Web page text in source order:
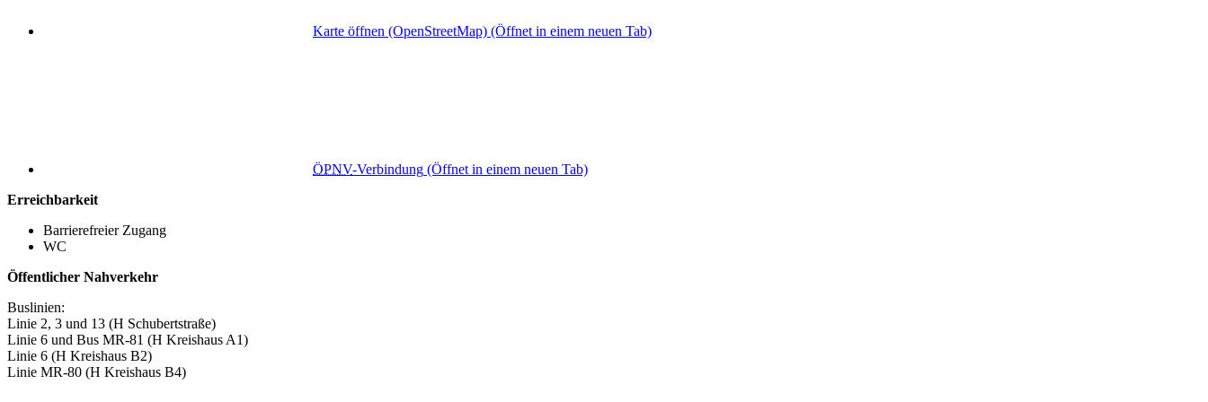
Karte öffnen (OpenStreetMap) (Öffnet in einem neuen Tab)
ÖPNV-Verbindung (Öffnet in einem neuen Tab)
Erreichbarkeit
Barrierefreier Zugang
WC
Öffentlicher Nahverkehr
Buslinien:
Linie 2, 3 und 13 (H Schubertstraße)
Linie 6 und Bus MR-81 (H Kreishaus A1)
Linie 6 (H Kreishaus B2)
Linie MR-80 (H Kreishaus B4)